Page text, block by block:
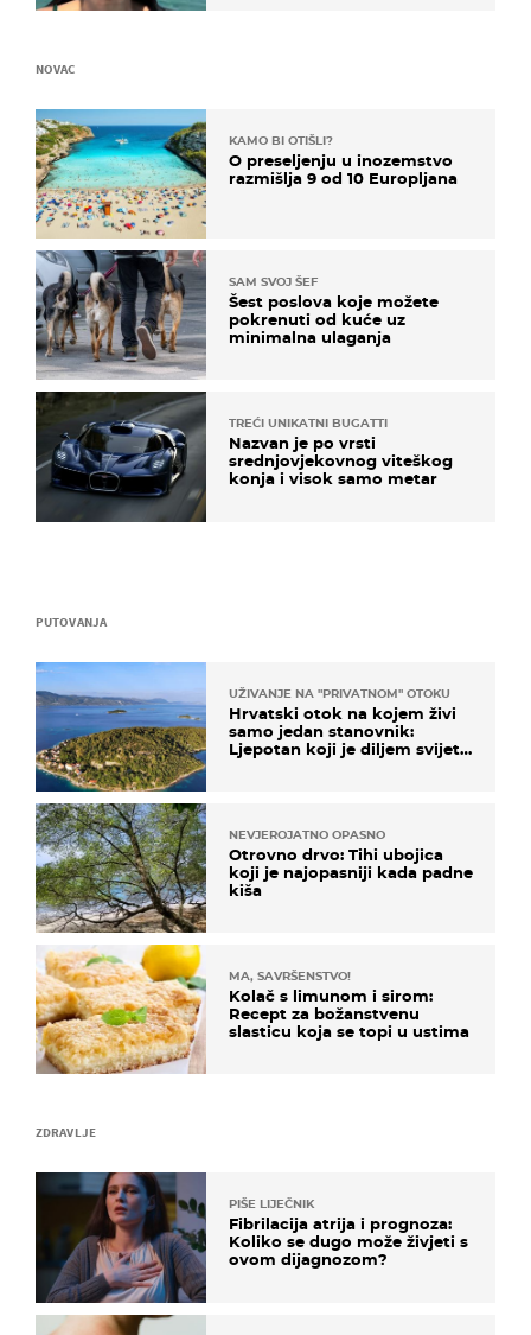
ZDRAVLJE
PIŠE LIJEČNIK
Fibrilacija atrija i prognoza:
Koliko se dugo može živjeti s
ovom dijagnozom?
PUTOVANJA
UŽIVANJE NA "PRIVATNOM" OTOKU
Hrvatski otok na kojem živi
samo jedan stanovnik:
Ljepotan koji je diljem svijeta
NEVJEROJATNO OPASNO
Otrovno drvo: Tihi ubojica
koji je najopasniji kada padne
kiša
MA, SAVRŠENSTVO!
Kolač s limunom i sirom:
Recept za božanstvenu
slasticu koja se topi u ustima
NOVAC
KAMO BI OTIŠLI?
O preseljenju u inozemstvo
razmišlja 9 od 10 Europljana
SAM SVOJ ŠEF
Šest poslova koje možete
pokrenuti od kuće uz
minimalna ulaganja
TREĆI UNIKATNI BUGATTI
Nazvan je po vrsti
srednjovjekovnog viteškog
konja i visok samo metar